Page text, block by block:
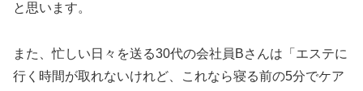
と思います。
また、忙しい日々を送る30代の会社員Bさんは「エステに
行く時間が取れないけれど、これなら寝る前の5分でケア